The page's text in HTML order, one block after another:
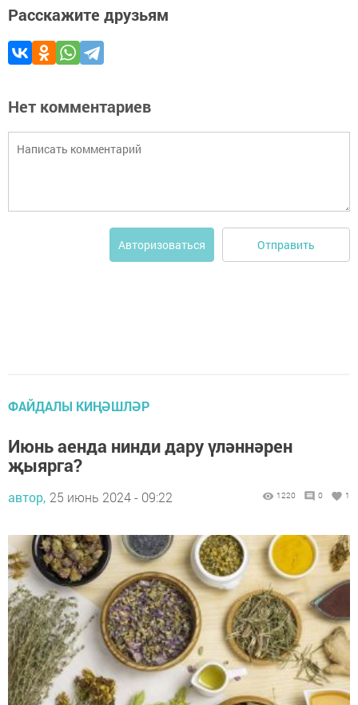
Расскажите друзьям
Нет комментариев
Авторизоваться Отправить
ФАЙДАЛЫ КИҢӘШЛӘР
Июнь аенда нинди дару үләннәрен
җыярга?
автор, 25 июнь 2024 - 09:22 1220 0 1